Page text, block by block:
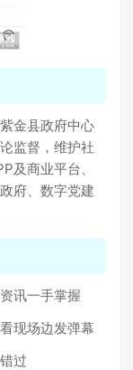
金县政府中心
监督，维护社
及商业平台、
府、数字党建
讯一手掌握
现场边发弹幕
过